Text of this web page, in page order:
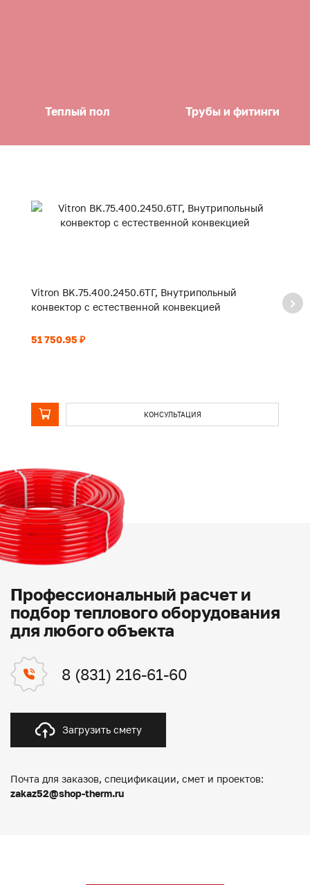
Теплый пол Трубы и фитинги
Vitron BK.75.400.2450.6ТГ, Внутрипольный
конвектор с естественной конвекцией
51 750.95 ₽
КОНСУЛЬТАЦИЯ
Профессиональный расчет и
подбор теплового оборудования
для любого объекта
8 (831) 216-61-60
Загрузить смету
Почта для заказов, спецификации, смет и проектов:
zakaz52@shop-therm.ru